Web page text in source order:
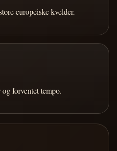
europeiske kvelder.
forventet tempo.